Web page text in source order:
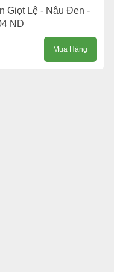
Giọt Lệ - Nâu Đen -
ND
Mua Hàng